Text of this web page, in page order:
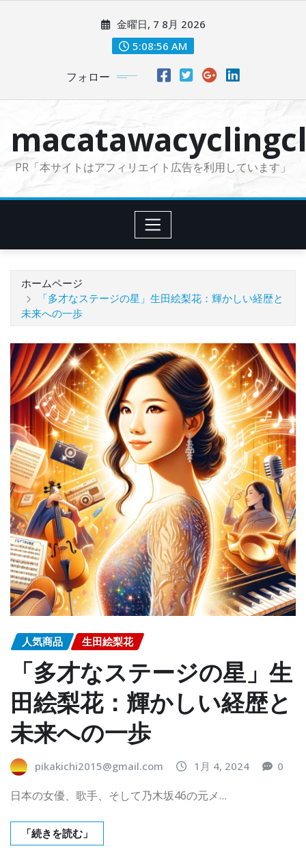
に
金曜日, 7 8月 2026
5:08:57 AM
フォロー
PR「本サイトはアフィリエイト広告を利用しています」
ホームページ
「多才なステージの星」生田絵梨花：輝かしい経歴と
未来への一歩
人気商品 生田絵梨花
「多才なステージの星」生
田絵梨花：輝かしい経歴と
未来への一歩
pikakichi2015@gmail.com 1月 4, 2024 0
日本の女優、歌手、そして乃木坂46の元メ…
「続きを読む」